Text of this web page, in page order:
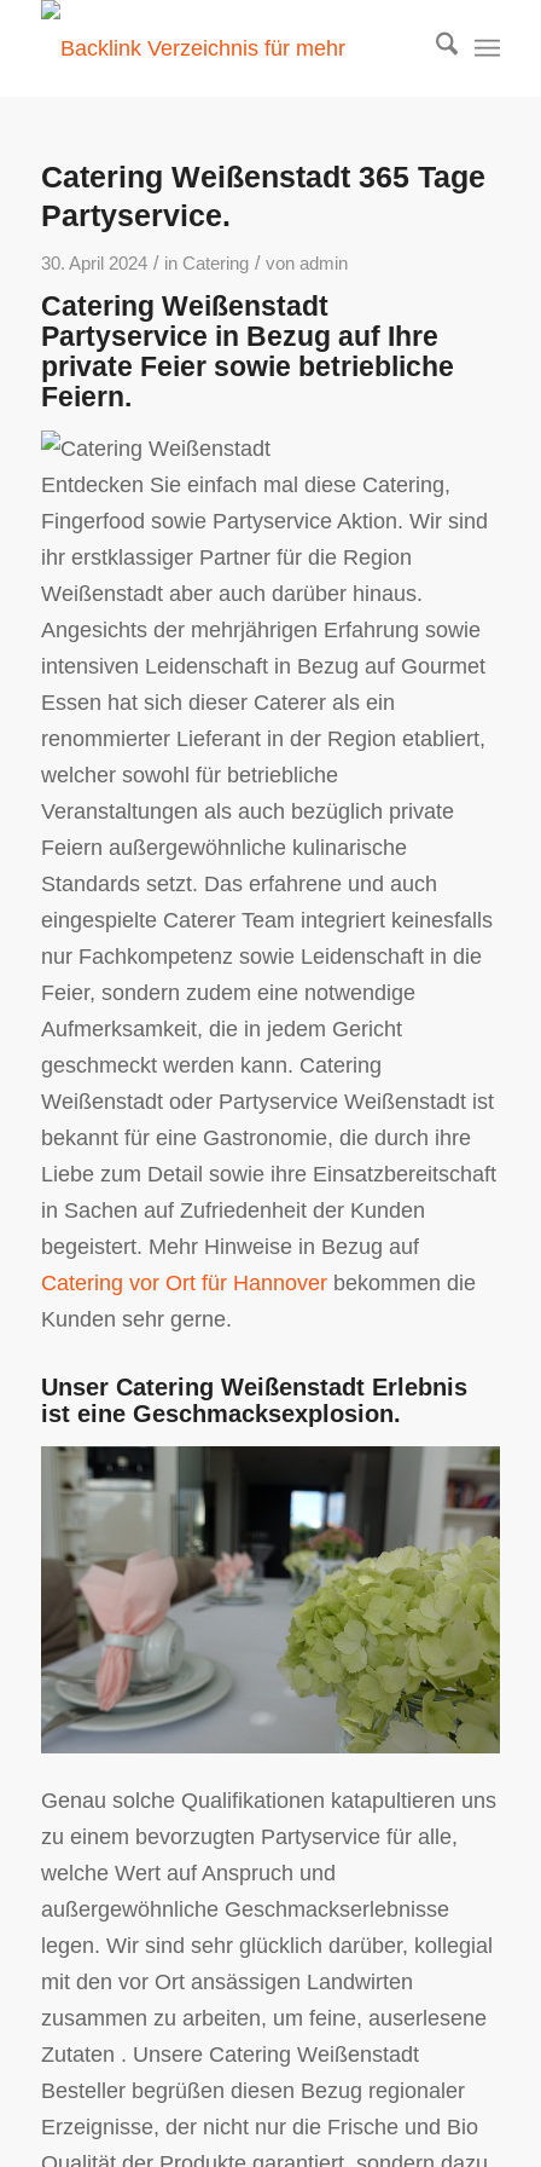
Catering Weißenstadt 365 Tage
Partyservice.
30. April 2024 / in Catering / von admin
Catering Weißenstadt
Partyservice in Bezug auf Ihre
private Feier sowie betriebliche
Feiern.
Entdecken Sie einfach mal diese Catering,
Fingerfood sowie Partyservice Aktion. Wir sind
ihr erstklassiger Partner für die Region
Weißenstadt aber auch darüber hinaus.
Angesichts der mehrjährigen Erfahrung sowie
intensiven Leidenschaft in Bezug auf Gourmet
Essen hat sich dieser Caterer als ein
renommierter Lieferant in der Region etabliert,
welcher sowohl für betriebliche
Veranstaltungen als auch bezüglich private
Feiern außergewöhnliche kulinarische
Standards setzt. Das erfahrene und auch
eingespielte Caterer Team integriert keinesfalls
nur Fachkompetenz sowie Leidenschaft in die
Feier, sondern zudem eine notwendige
Aufmerksamkeit, die in jedem Gericht
geschmeckt werden kann. Catering
Weißenstadt oder Partyservice Weißenstadt ist
bekannt für eine Gastronomie, die durch ihre
Liebe zum Detail sowie ihre Einsatzbereitschaft
in Sachen auf Zufriedenheit der Kunden
begeistert. Mehr Hinweise in Bezug auf
Catering vor Ort für Hannoverbekommen die
Kunden sehr gerne.
Unser Catering Weißenstadt Erlebnis
ist eine Geschmacksexplosion.
Genau solche Qualifikationen katapultieren uns
zu einem bevorzugten Partyservice für alle,
welche Wert auf Anspruch und
außergewöhnliche Geschmackserlebnisse
legen. Wir sind sehr glücklich darüber, kollegial
mit den vor Ort ansässigen Landwirten
zusammen zu arbeiten, um feine, auserlesene
Zutaten . Unsere Catering Weißenstadt
Besteller begrüßen diesen Bezug regionaler
Erzeignisse, der nicht nur die Frische und Bio